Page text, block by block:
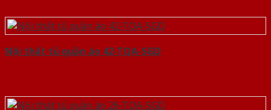
Nội thất tủ quần áo 42-TQA-SGD